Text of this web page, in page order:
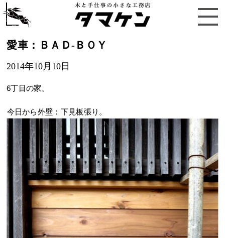
愛車：ＢＡＤ-ＢＯＹ
2014年10月10日
6丁目の家。
今日から外壁：下見板張り。